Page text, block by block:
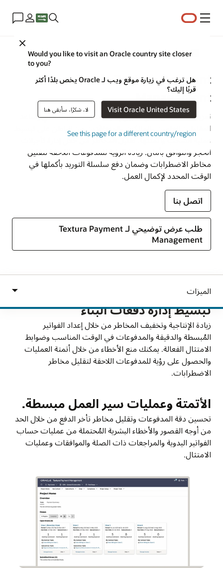
القائمة
Close
Would you like to visit an Oracle country site closer
to you?
هل ترغب في زيارة موقع ويب لـ Oracle يخص بلدًا أكثر
قربًا إليك؟
Visit Oracle United States لا، شكرًا، سأبقى هنا
See this page for a different country/region
Construction and Engineering
Oracle Textura Payment
Management
تعزيز الكفاءة من خلال تطبيق إدارة مدفوعات البناء الذي يساعد
المقاولين العامين والمالكين والمتعاقدين من الباطن على تبسيط
عملية السحب وأتمتتها. تقليل المخاطر من خلال إدارة تأجيلات
الحجز والتوافق بأمان. زيادة الرؤية للمدفوعات اللاحقة لتقليل
مخاطر الاضطرابات وضمان دفع سلسلة التوريد بأكملها في
الوقت المحدد لإكمال العمل.
اتصل بنا
طلب عرض توضيحي لـ Textura Payment
Management
تبسيط إدارة دفعات البناء
زيادة الإنتاجية وتخفيف المخاطر من خلال إعداد الفواتير
المُبسطة والدقيقة والمدفوعات في الوقت المناسب وضوابط
الامتثال الفعالة. يمكنك منع الأخطاء من خلال أتمتة العمليات
والحصول على رؤية للمدفوعات اللاحقة لتقليل مخاطر
الاضطرابات.
الأتمتة وعمليات سير العمل مبسطة.
تحسين دقة المدفوعات وتقليل مخاطر تأخر الدفع من خلال الحد
من أوجه القصور والأخطاء البشرية المُحتملة من عمليات حساب
الفواتير اليدوية والمراجعات ذات الصلة والموافقات وعمليات
الامتثال.